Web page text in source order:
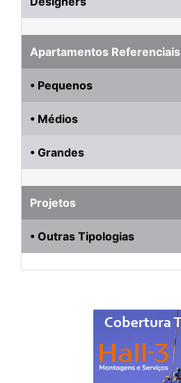
Apartamentos Referenciais
• Pequenos
• Médios
• Grandes
Projetos
• Outras Tipologias